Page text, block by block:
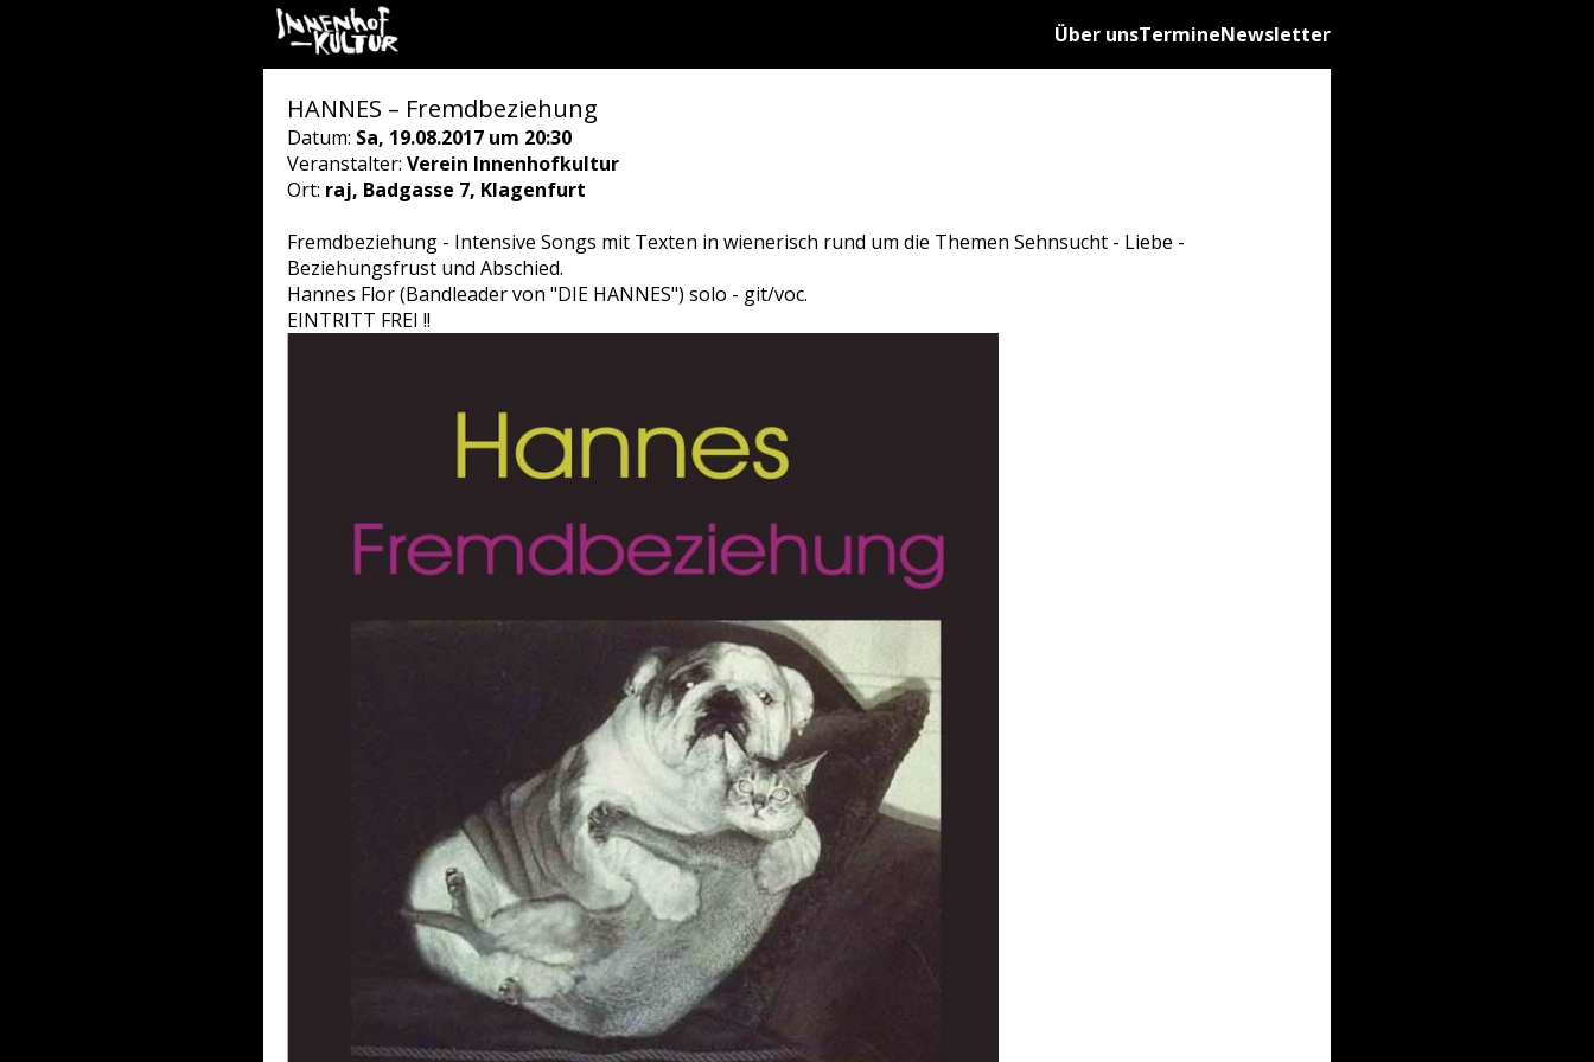
Über unsTermineNewsletter
HANNES – Fremdbeziehung
Datum: Sa, 19.08.2017 um 20:30
Veranstalter: Verein Innenhofkultur
Ort: raj, Badgasse 7, Klagenfurt
Fremdbeziehung - Intensive Songs mit Texten in wienerisch rund um die Themen Sehnsucht - Liebe -
Beziehungsfrust und Abschied.
Hannes Flor (Bandleader von "DIE HANNES") solo - git/voc.
EINTRITT FREI !!